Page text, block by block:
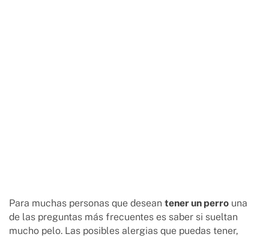
Para muchas personas que desean tener un perro una
de las preguntas más frecuentes es saber si sueltan
mucho pelo. Las posibles alergias que puedas tener,